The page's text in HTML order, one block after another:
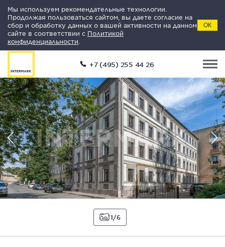
Мы используем рекомендательные технологии.
Продолжая пользоваться сайтом, вы даете согласие на
сбор и обработку данных о вашей активности на данном
сайте в соответствии с Политикой
конфиденциальности
ОК
+7 (495) 255 44 26
1 6